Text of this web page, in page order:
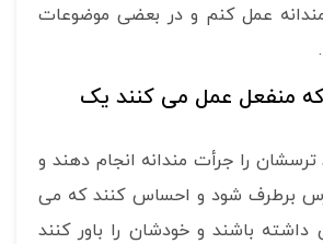
عمل کنم و در بعضی موضوعات
که منفعل عمل می کنند یک
ترسشان را جرأت مندانه انجام دهند و
برطرف شود و احساس کنند که می
داشته باشند و خودشان را باور کنند